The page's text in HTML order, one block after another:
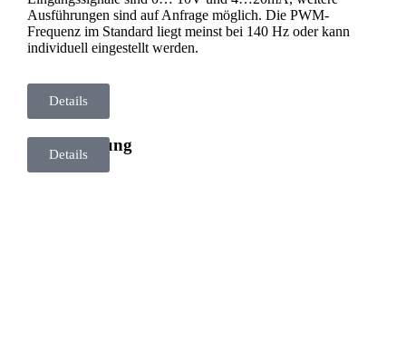
Ausführungen sind auf Anfrage möglich. Die PWM-
Frequenz im Standard liegt meinst bei 140 Hz oder kann
individuell eingestellt werden.
Details
PID-Regelung
Details